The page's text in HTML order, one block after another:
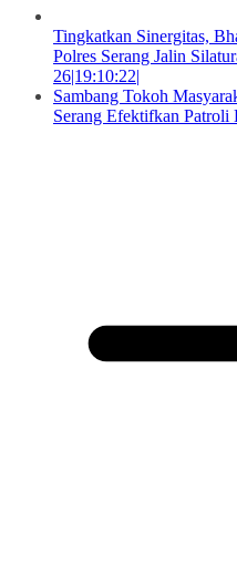
Tingkatkan Sinergitas,
Polres Serang Jalin
26|19:10:22|
Sambang Tokoh
Serang Efektifkan Patroli